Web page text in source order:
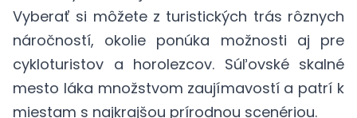
Vyberať si môžete z turistických trás rôznych
náročností, okolie ponúka možnosti aj pre
cykloturistov a horolezcov. Súľovské skalné
mesto láka množstvom zaujímavostí a patrí k
miestam s najkrajšou prírodnou scenériou.